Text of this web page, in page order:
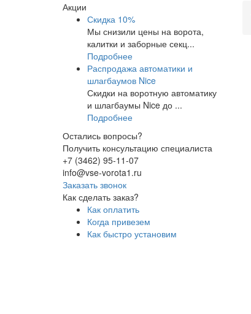
Акции
Скидка 10%
Мы снизили цены на ворота,
калитки и заборные секц...
Подробнее
Распродажа автоматики и
шлагбаумов Nice
Скидки на воротную автоматику
и шлагбаумы Nice до ...
Подробнее
Остались вопросы?
Получить консультацию специалиста
+7 (3462) 95-11-07
info@vse-vorota1.ru
Заказать звонок
Как сделать заказ?
Как оплатить
Когда привезем
Как быстро установим